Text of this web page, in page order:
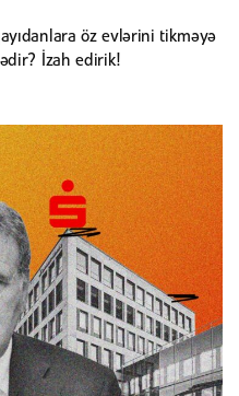
öz evlərini tikməyə
İzah edirik!